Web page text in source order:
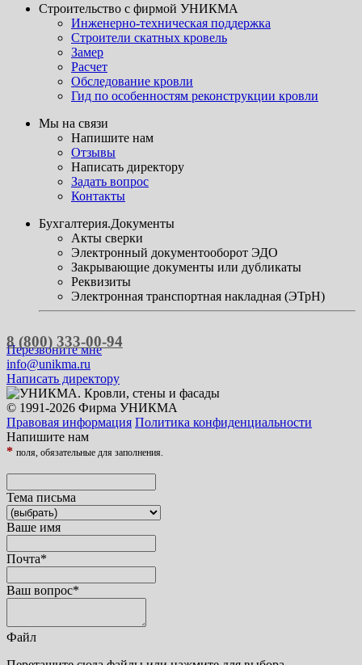
Строительство с фирмой УНИКМА
Инженерно-техническая поддержка
Строители скатных кровель
Замер
Расчет
Обследование кровли
Гид по особенностям реконструкции кровли
Мы на связи
Напишите нам
Отзывы
Написать директору
Задать вопрос
Контакты
Бухгалтерия.Документы
Акты сверки
Электронный документооборот ЭДО
Закрывающие документы или дубликаты
Реквизиты
Электронная транспортная накладная (ЭТрН)
8 (800) 333-00-94
Перезвоните мне
info@unikma.ru
Написать директору
© 1991-2026 Фирма УНИКМА
Правовая информация Политика конфиденциальности
Напишите нам
* поля, обязательные для заполнения.
Тема письма
Ваше имя
Почта*
Ваш вопрос*
Файл